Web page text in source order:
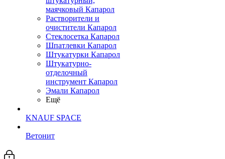
маячковый Капарол
Растворители и
очистители Капарол
Cтеклосетка Капарол
Шпатлевки Капарол
Штукатурки Капарол
Штукатурно-
отделочный
инструмент Капарол
Эмали Капарол
Ещё
KNAUF SPACE
Ветонит